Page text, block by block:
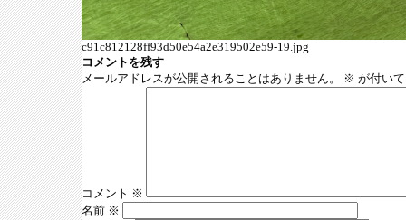
c91c812128ff93d50e54a2e319502e59-19.jpg
コメントを残す
メールアドレスが公開されることはありません。
※ が付い
コメント ※
名前 ※